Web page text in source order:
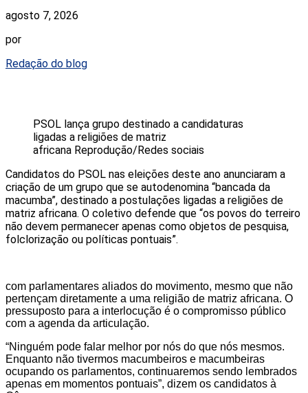
agosto 7, 2026
por
Redação do blog
PSOL lança grupo destinado a candidaturas
ligadas a religiões de matriz
africana Reprodução/Redes sociais
Candidatos do PSOL nas eleições deste ano anunciaram a
criação de um grupo que se autodenomina “bancada da
macumba”, destinado a postulações ligadas a religiões de
matriz africana. O coletivo defende que “os povos do terreiro
não devem permanecer apenas como objetos de pesquisa,
folclorização ou políticas pontuais”.
com parlamentares aliados do movimento, mesmo que não
pertençam diretamente a uma religião de matriz africana. O
pressuposto para a interlocução é o compromisso público
com a agenda da articulação.
“Ninguém pode falar melhor por nós do que nós mesmos.
Enquanto não tivermos macumbeiros e macumbeiras
ocupando os parlamentos, continuaremos sendo lembrados
apenas em momentos pontuais”, dizem os candidatos à